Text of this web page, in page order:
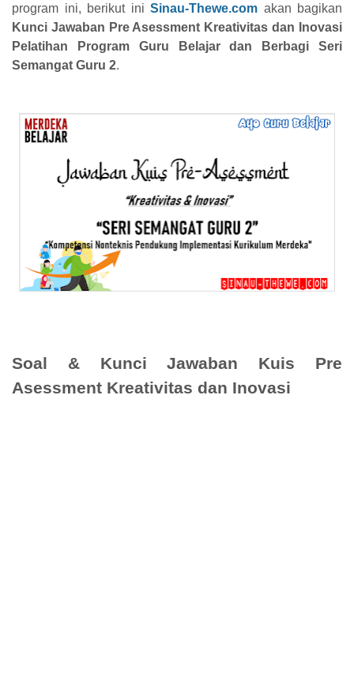
program ini, berikut ini Sinau-Thewe.com akan bagikan
Kunci Jawaban Pre Asessment Kreativitas dan Inovasi
Pelatihan Program Guru Belajar dan Berbagi Seri
Semangat Guru 2.
Soal & Kunci Jawaban Kuis Pre
Asessment Kreativitas dan Inovasi